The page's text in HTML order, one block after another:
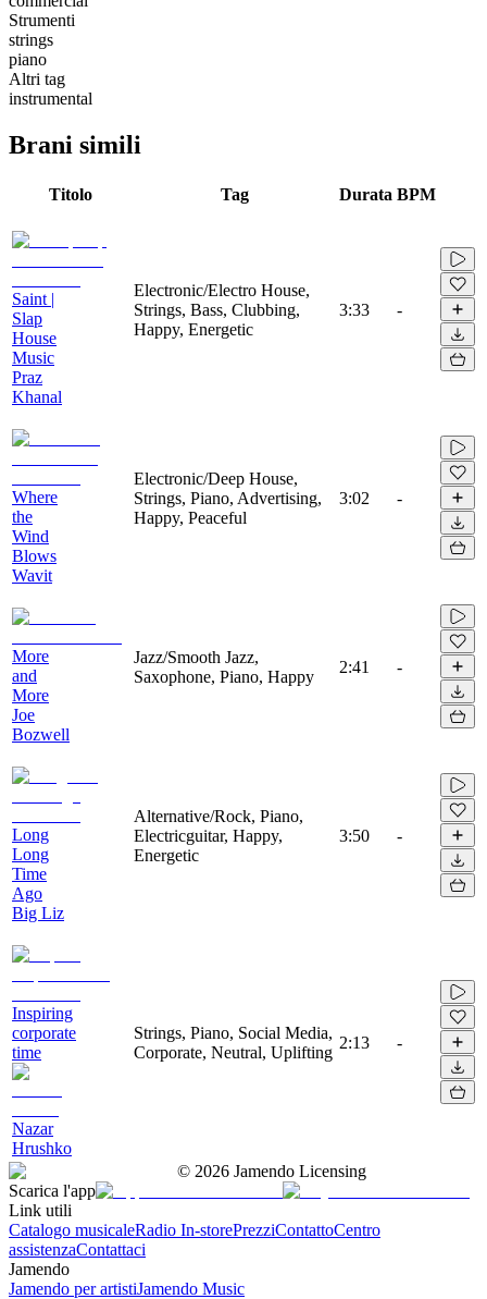
Strumenti
strings
piano
Altri tag
instrumental
Brani simili
Titolo Tag Durata BPM
Saint |
Slap
House
Music
Praz
Khanal
Electronic/Electro House,
Strings, Bass, Clubbing,
Happy, Energetic
3:33 -
Where
the
Wind
Blows
Wavit
Electronic/Deep House,
Strings, Piano, Advertising,
Happy, Peaceful
3:02 -
More
and
More
Joe
Bozwell
Jazz/Smooth Jazz,
Saxophone, Piano, Happy
2:41 -
Long
Long
Time
Ago
Big Liz
Alternative/Rock, Piano,
Electricguitar, Happy,
Energetic
3:50 -
Inspiring
corporate
time
Nazar
Hrushko
Strings, Piano, Social Media,
Corporate, Neutral, Uplifting
2:13 -
© 2026 Jamendo Licensing
Scarica l'app
Link utili
Catalogo musicaleRadio In-storePrezziContattoCentro
assistenzaContattaci
Jamendo
Jamendo per artistiJamendo Music